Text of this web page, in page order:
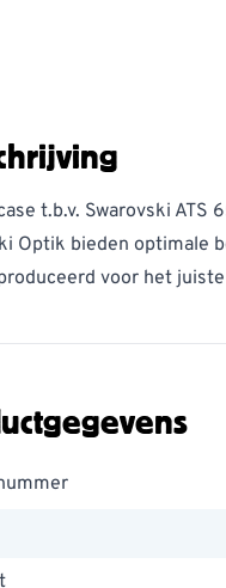
t.b.v. Swarovski ATS
Optik bieden optimale
voor het